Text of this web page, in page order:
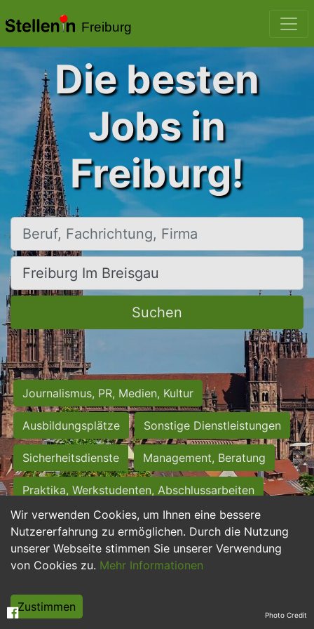
Freiburg
Wir verwenden Cookies, um Ihnen eine bessere
Nutzererfahrung zu ermöglichen. Durch die Nutzung
unserer Webseite stimmen Sie unserer Verwendung
von Cookies zu. Mehr Informationen
Zustimmen
Die besten
Jobs in
Freiburg!
Beruf, Fachrichtung, Firma
Ort, Stadt
Suchen
Journalismus, PR, Medien, Kultur
Ausbildungsplätze Sonstige Dienstleistungen
Sicherheitsdienste Management, Beratung
Praktika, Werkstudenten, Abschlussarbeiten
Personalwesen Assistenz, Sekretariat
Hilfskräfte, Aushilfs- und Nebenjobs
Weiterbildung, Studium, duale Ausbildung Photo Credit